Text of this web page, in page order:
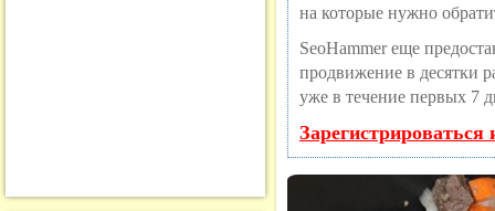
на которые нужно
SeoHammer еще
продвижение в десятки
уже в течение первых 7